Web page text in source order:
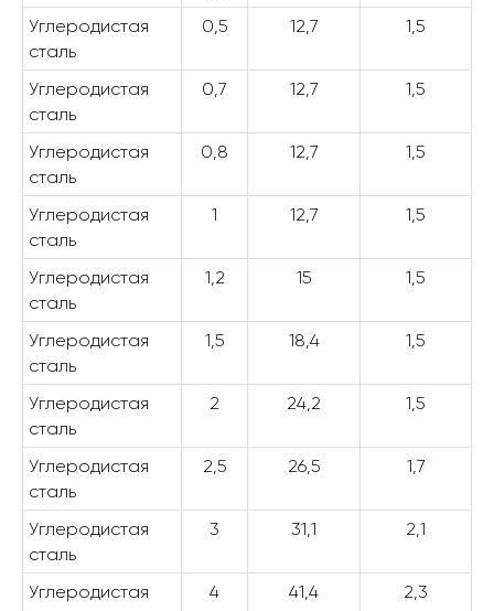
Углеродистая
сталь
0,5 12,7 1,5
Углеродистая
сталь
0,7 12,7 1,5
Углеродистая
сталь
0,8 12,7 1,5
Углеродистая
сталь
1 12,7 1,5
Углеродистая
сталь
1,2 15 1,5
Углеродистая
сталь
1,5 18,4 1,5
Углеродистая
сталь
2 24,2 1,5
Углеродистая
сталь
2,5 26,5 1,7
Углеродистая
сталь
3 31,1 2,1
Углеродистая
4 41,4 2,3